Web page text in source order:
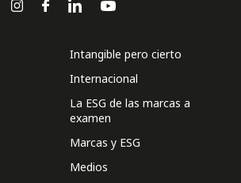
Intangible pero cierto
Internacional
La ESG de las marcas a
examen
Marcas y ESG
Medios